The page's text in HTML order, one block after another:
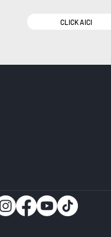
CLICK AICI